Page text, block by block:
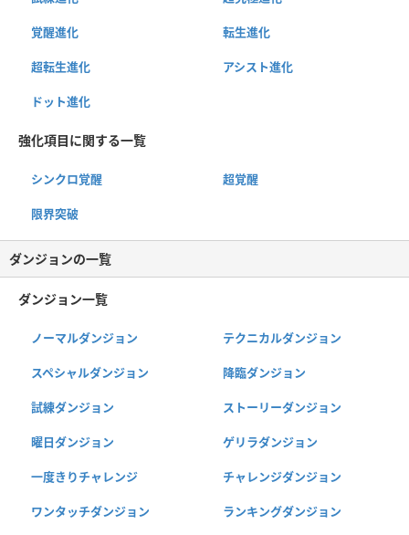
覚醒進化 転生進化
超転生進化 アシスト進化
ドット進化
強化項目に関する一覧
シンクロ覚醒 超覚醒
限界突破
ダンジョンの一覧
ダンジョン一覧
ノーマルダンジョン テクニカルダンジョン
スペシャルダンジョン 降臨ダンジョン
試練ダンジョン ストーリーダンジョン
曜日ダンジョン ゲリラダンジョン
一度きりチャレンジ チャレンジダンジョン
ワンタッチダンジョン ランキングダンジョン